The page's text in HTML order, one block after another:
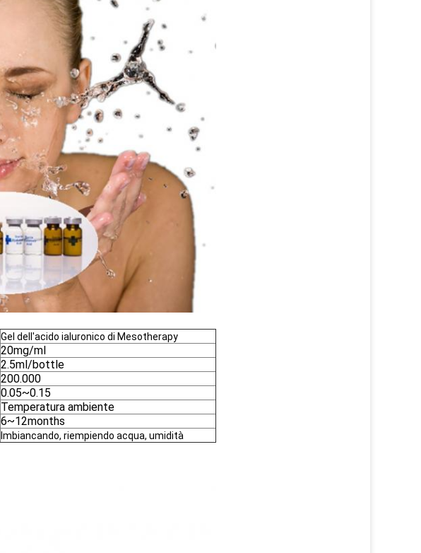
Gel dell'acido ialuronico di Mesotherapy
20mg/ml
2.5ml/bottle
200.000
0.05~0.15
Temperatura ambiente
6~12months
Imbiancando, riempiendo acqua, umidità